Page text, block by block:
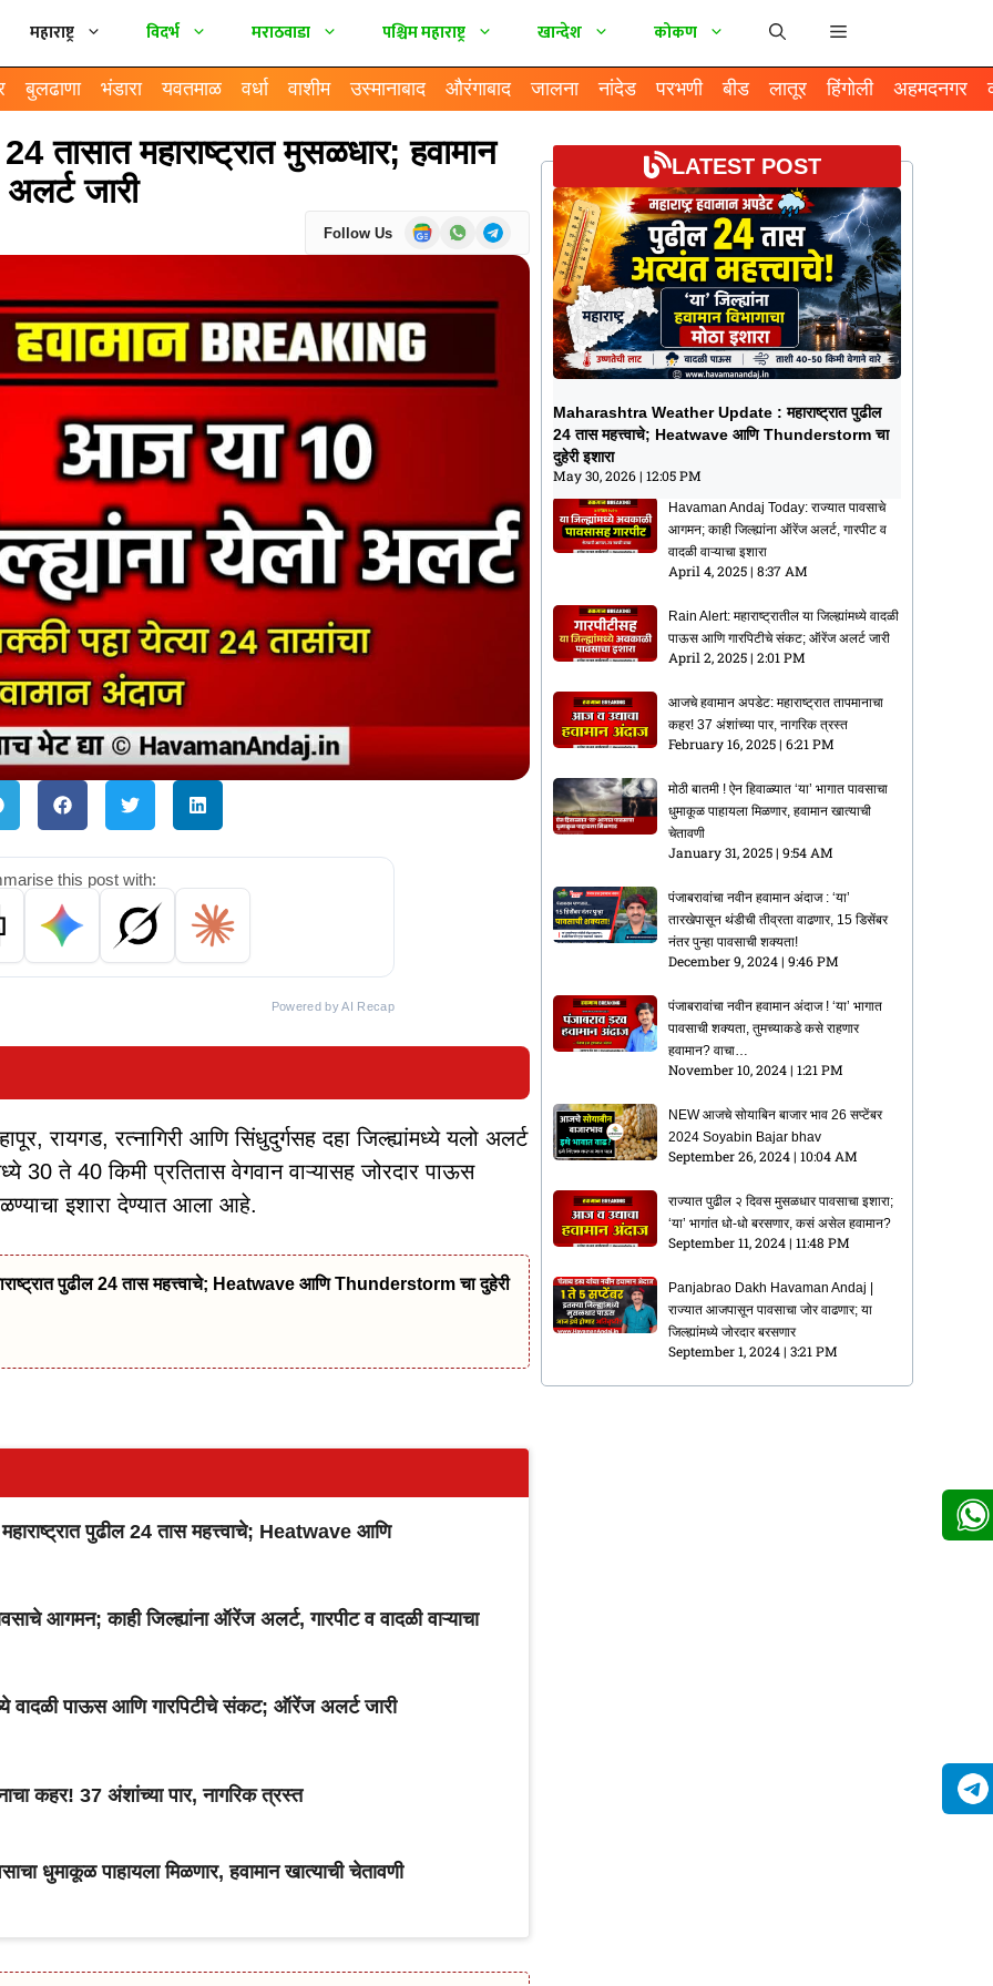
महाराष्ट्र विदर्भ मराठवाडा पश्चिम महाराष्ट्र खान्देश कोकण
बुलढाणा भंडारा यवतमाळ वर्धा वाशीम उस्मानाबाद औरंगाबाद जालना नांदेड परभणी बीड लातूर हिंगोली अहमदनगर
महाराष्ट्रात मुसळधार; हवामान
जारी
Follow Us
this post with:
Powered by AI Recap
रायगड, रत्नागिरी आणि सिंधुदुर्गसह दहा जिल्ह्यांमध्ये यलो अलर्ट
30 ते 40 किमी प्रतितास वेगवान वाऱ्यासह जोरदार पाऊस
इशारा देण्यात आला आहे.
पुढील 24 तास महत्त्वाचे; Heatwave आणि Thunderstorm चा दुहेरी
पुढील 24 तास महत्त्वाचे; Heatwave आणि
आगमन; काही जिल्ह्यांना ऑरेंज अलर्ट, गारपीट व वादळी वाऱ्याचा
वादळी पाऊस आणि गारपिटीचे संकट; ऑरेंज अलर्ट जारी
कहर! 37 अंशांच्या पार, नागरिक त्रस्त
धुमाकूळ पाहायला मिळणार, हवामान खात्याची चेतावणी
LATEST POST
Maharashtra Weather Update : महाराष्ट्रात पुढील
24 तास महत्त्वाचे; Heatwave आणि Thunderstorm चा
दुहेरी इशारा
May 30, 2026 12:05 PM
महाराष्ट्रात पुढील 24 तास महत्त्वाचे; Heatwave
आणि Thunderstorm चा दुहेरी इशारा
Havaman Andaj Today: राज्यात पावसाचे
आगमन; काही जिल्ह्यांना ऑरेंज अलर्ट, गारपीट व
वादळी वाऱ्याचा इशारा
April 4, 2025 8:37 AM
Rain Alert: महाराष्ट्रातील या जिल्ह्यांमध्ये वादळी
पाऊस आणि गारपिटीचे संकट; ऑरेंज अलर्ट जारी
April 2, 2025 2:01 PM
आजचे हवामान अपडेट: महाराष्ट्रात तापमानाचा
कहर! 37 अंशांच्या पार, नागरिक त्रस्त
February 16, 2025 6:21 PM
मोठी बातमी ! ऐन हिवाळ्यात ‘या’ भागात पावसाचा
धुमाकूळ पाहायला मिळणार, हवामान खात्याची
चेतावणी
January 31, 2025 9:54 AM
पंजाबरावांचा नवीन हवामान अंदाज : ‘या’
तारखेपासून थंडीची तीव्रता वाढणार, 15 डिसेंबर
नंतर पुन्हा पावसाची शक्यता!
December 9, 2024 9:46 PM
पंजाबरावांचा नवीन हवामान अंदाज ! ‘या’ भागात
पावसाची शक्यता, तुमच्याकडे कसे राहणार
हवामान? वाचा…
November 10, 2024 1:21 PM
NEW आजचे सोयाबिन बाजार भाव 26 सप्टेंबर
2024 Soyabin Bajar bhav
September 26, 2024 10:04 AM
राज्यात पुढील २ दिवस मुसळधार पावसाचा इशारा;
‘या’ भागांत धो-धो बरसणार, कसं असेल हवामान?
September 11, 2024 11:48 PM
Panjabrao Dakh Havaman Andaj |
राज्यात आजपासून पावसाचा जोर वाढणार; या
जिल्ह्यांमध्ये जोरदार बरसणार
September 1, 2024 3:21 PM